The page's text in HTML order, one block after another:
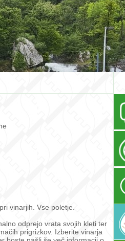
vinarjih. Vse poletje.
odprejo vrata svojih kleti ter
prigrizkov. Izberite vinarja